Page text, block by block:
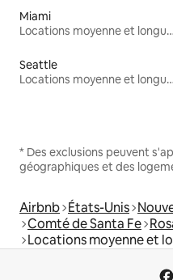
Miami
Locations moyenne et longue durée
Seattle
Locations moyenne et longue durée
* Des exclusions peuvent
géographiques et des
Airbnb États-Unis
Comté de Santa Fe
Locations moyenne et